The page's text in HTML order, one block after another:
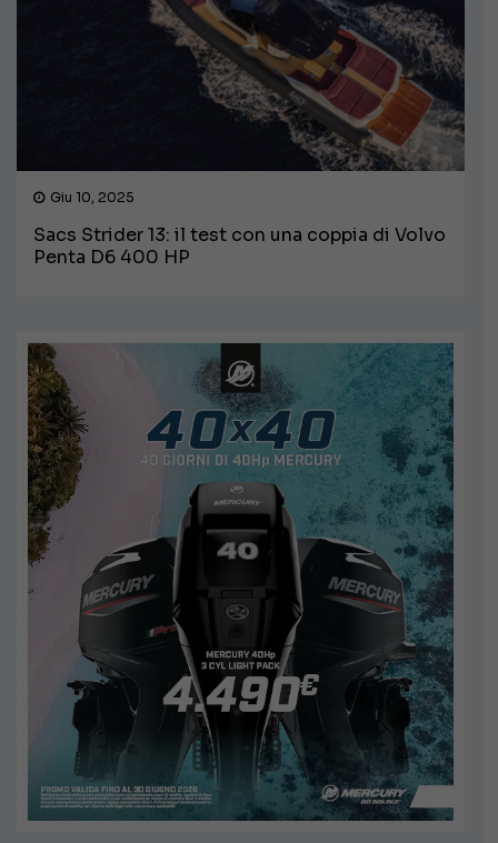
Giu 10, 2025
Sacs Strider 13: il test con una coppia di Volvo
Penta D6 400 HP